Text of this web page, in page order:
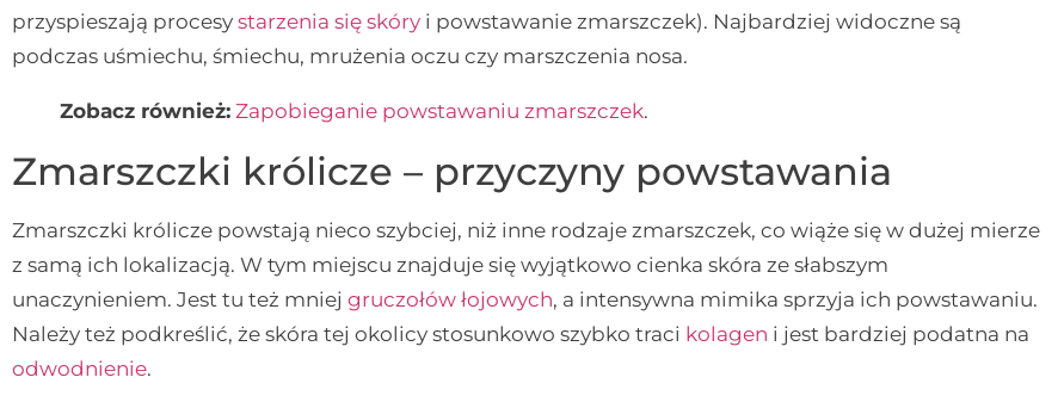
przyspieszają procesy starzenia się skóry i powstawanie zmarszczek). Najbardziej widoczne są
podczas uśmiechu, śmiechu, mrużenia oczu czy marszczenia nosa.
Zobacz również: Zapobieganie powstawaniu zmarszczek.
Zmarszczki królicze – przyczyny powstawania
Zmarszczki królicze powstają nieco szybciej, niż inne rodzaje zmarszczek, co wiąże się w dużej mierze
z samą ich lokalizacją. W tym miejscu znajduje się wyjątkowo cienka skóra ze słabszym
unaczynieniem. Jest tu też mniej gruczołów łojowych, a intensywna mimika sprzyja ich powstawaniu.
Należy też podkreślić, że skóra tej okolicy stosunkowo szybko traci kolagen i jest bardziej podatna na
odwodnienie.